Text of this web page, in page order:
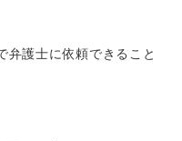
弁護士に依頼できること